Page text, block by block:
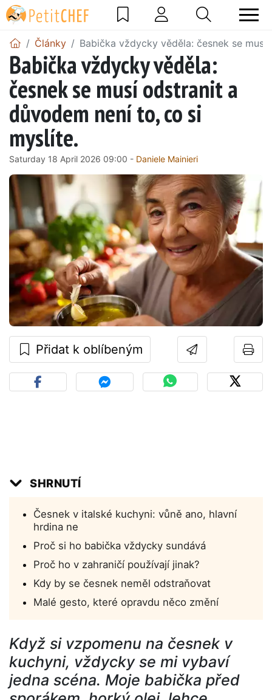
Články Babička vždycky věděla: česnek se
Babička vždycky věděla:
česnek se musí odstranit a
důvodem není to, co si
myslíte.
Saturday 18 April 2026 09:00 - Daniele Mainieri
Přidat k oblíbeným
SHRNUTÍ
Česnek v italské kuchyni: vůně ano, hlavní
hrdina ne
Proč si ho babička vždycky sundává
Proč ho v zahraničí používají jinak?
Kdy by se česnek neměl odstraňovat
Malé gesto, které opravdu něco změní
Když si vzpomenu na česnek v
kuchyni, vždycky se mi vybaví
jedna scéna. Moje babička před